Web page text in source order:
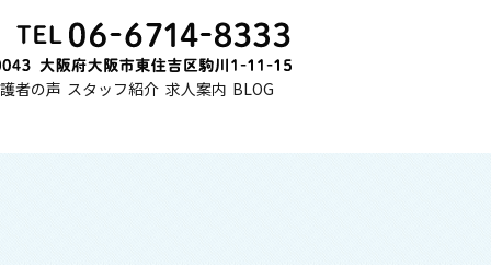
者の声 スタッフ紹介 求人案内 BLOG